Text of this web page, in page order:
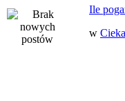
Ile
w